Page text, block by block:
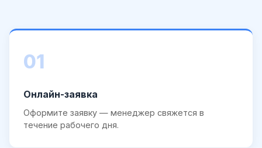
01
Онлайн-заявка
Оформите заявку — менеджер свяжется в
течение рабочего дня.